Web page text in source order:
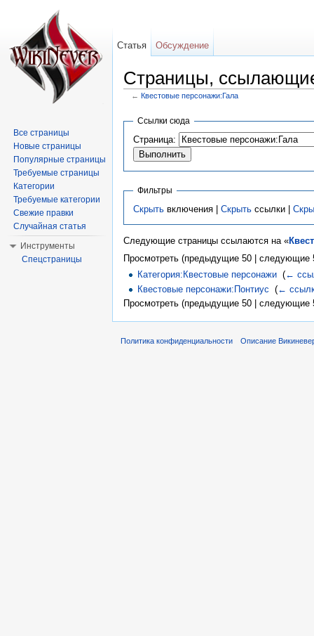
Страницы,
← Квестовые персонажи:Гала
Ссылки сюда
Страница:
Фильтры
Скрытьвключения | Скрытьссылки |
Следующие страницы ссылаются на «
Просмотреть (предыдущие 50 | следующие
Категория:Квестовые персонажи ‎(←
Квестовые персонажи:Понтиус ‎(←
Просмотреть (предыдущие 50 | следующие
Статья Обсуждение
Все страницы
Новые страницы
Популярные страницы
Требуемые страницы
Категории
Требуемые категории
Свежие правки
Случайная статья
Инструменты
Спецстраницы
Политика конфиденциальности Описание